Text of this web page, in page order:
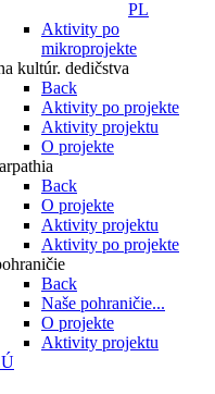
PL
Aktivity po
mikroprojekte
kultúr. dedičstva
Back
Aktivity po projekte
Aktivity projektu
O projekte
Back
O projekte
Aktivity projektu
Aktivity po projekte
Back
Naše pohraničie...
O projekte
Aktivity projektu